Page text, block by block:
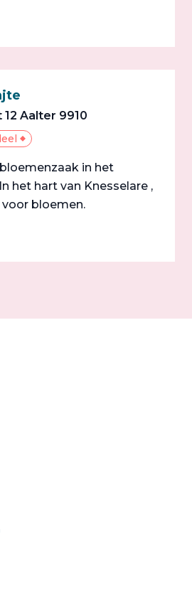
Aalter 9910
in het
het hart van Knesselare ,
bloemen.